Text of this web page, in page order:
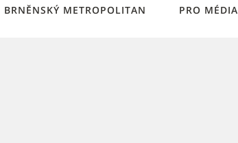
BRNĚNSKÝ METROPOLITAN PRO MÉDIA